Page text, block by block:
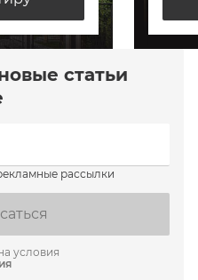
статьи
рассылки
условия